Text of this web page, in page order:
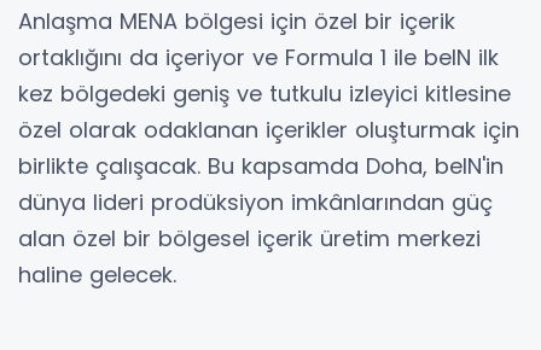
Anlaşma MENA bölgesi için özel bir içerik
ortaklığını da içeriyor ve Formula 1 ile beIN ilk
kez bölgedeki geniş ve tutkulu izleyici kitlesine
özel olarak odaklanan içerikler oluşturmak için
birlikte çalışacak. Bu kapsamda Doha, beIN'in
dünya lideri prodüksiyon imkânlarından güç
alan özel bir bölgesel içerik üretim merkezi
haline gelecek.